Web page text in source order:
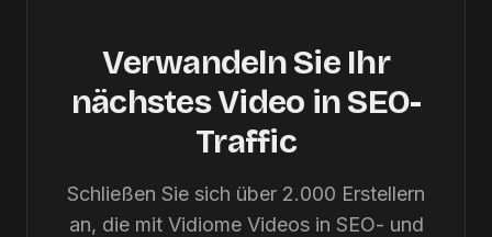
Verwandeln Sie Ihr
nächstes Video in SEO-
Traffic
Schließen Sie sich über 2.000 Erstellern
an, die mit Vidiome Videos in SEO- und